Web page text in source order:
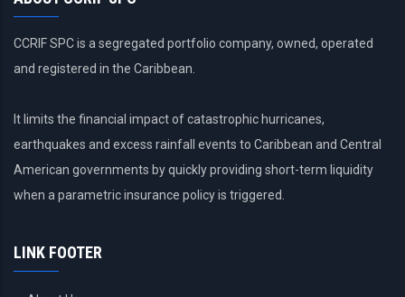
CCRIF SPC is a segregated portfolio company, owned, operated
and registered in the Caribbean.
It limits the financial impact of catastrophic hurricanes,
earthquakes and excess rainfall events to Caribbean and Central
American governments by quickly providing short-term liquidity
when a parametric insurance policy is triggered.
LINK FOOTER